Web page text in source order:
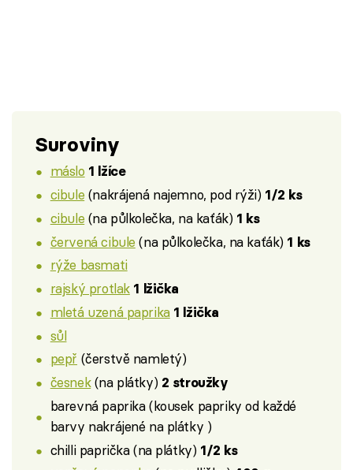
Suroviny
máslo 1 lžíce
cibule (nakrájená najemno, pod rýži) 1/2 ks
cibule (na půlkolečka, na kaťák) 1 ks
červená cibule (na půlkolečka, na kaťák) 1 ks
rýže basmati
rajský protlak 1 lžička
mletá uzená paprika 1 lžička
sůl
pepř (čerstvě namletý)
česnek(na plátky) 2 stroužky
barevná paprika (kousek papriky od každé
barvy nakrájené na plátky )
chilli paprička (na plátky) 1/2 ks